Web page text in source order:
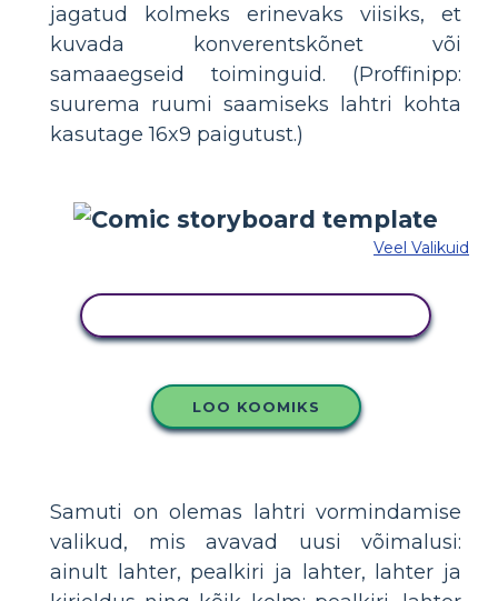
jagatud kolmeks erinevaks viisiks, et
kuvada konverentskõnet või
samaaegseid toiminguid. (Proffinipp:
suurema ruumi saamiseks lahtri kohta
kasutage 16x9 paigutust.)
Veel Valikuid
LOO KOOMIKS
Samuti on olemas lahtri vormindamise
valikud, mis avavad uusi võimalusi:
ainult lahter, pealkiri ja lahter, lahter ja